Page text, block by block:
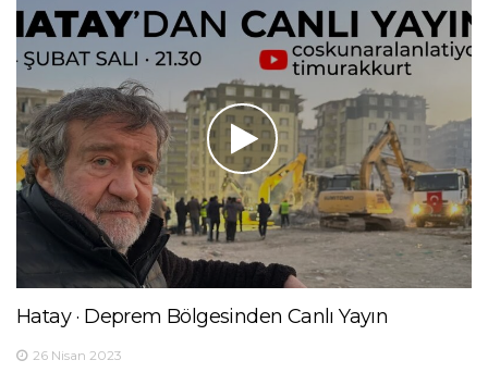
Hatay · Deprem Bölgesinden Canlı Yayın
26 Nisan 2023